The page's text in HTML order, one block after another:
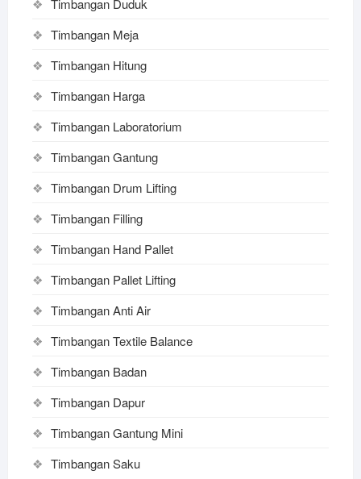
Timbangan Meja
Timbangan Hitung
Timbangan Harga
Timbangan Laboratorium
Timbangan Gantung
Timbangan Drum Lifting
Timbangan Filling
Timbangan Hand Pallet
Timbangan Pallet Lifting
Timbangan Anti Air
Timbangan Textile Balance
Timbangan Badan
Timbangan Dapur
Timbangan Gantung Mini
Timbangan Saku